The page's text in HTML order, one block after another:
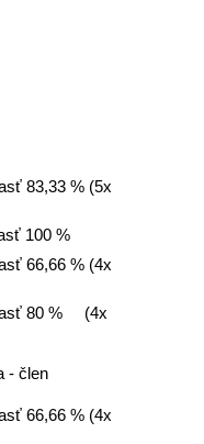
83,33 % (5x
100 %
66,66 % (4x
80 % (4x
- člen
66,66 % (4x